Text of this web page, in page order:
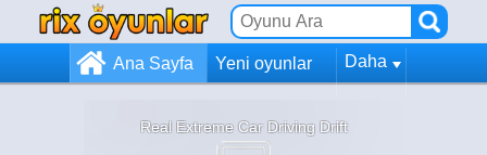
Ana Sayfa Yeni oyunlar Daha
Real Extreme Car Driving Drift